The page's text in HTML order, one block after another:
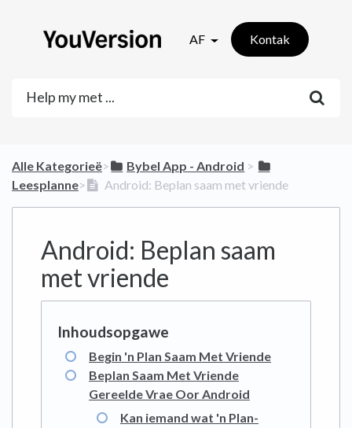
AF Kontak
Alle Kategorieë​>​ ​Bybel App - Android ​ > ​
Leesplanne​>​ Android: Beplan saam met vriende
Android: Beplan saam
met vriende
Begin 'n Plan Saam Met Vriende
Beplan Saam Met Vriende
Gereelde Vrae Oor Android
Kan iemand wat 'n Plan-